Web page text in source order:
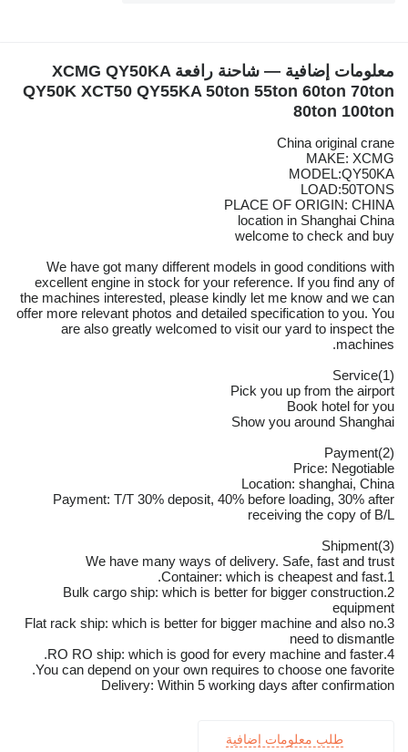
معلومات إضافية — شاحنة رافعة XCMG QY50KA
QY50K XCT50 QY55KA 50ton 55ton 60ton 70ton
80ton 100ton
China original crane
MAKE: XCMG
MODEL:QY50KA
LOAD:50TONS
PLACE OF ORIGIN: CHINA
location in Shanghai China
welcome to check and buy
We have got many different models in good conditions with
excellent engine in stock for your reference. If you find any of
the machines interested, please kindly let me know and we can
offer more relevant photos and detailed specification to you. You
are also greatly welcomed to visit our yard to inspect the
machines.
(1)Service
Pick you up from the airport
Book hotel for you
Show you around Shanghai
(2)Payment
Price: Negotiable
Location: shanghai, China
Payment: T/T 30% deposit, 40% before loading, 30% after
receiving the copy of B/L
(3)Shipment
We have many ways of delivery. Safe, fast and trust
1.Container: which is cheapest and fast.
2.Bulk cargo ship: which is better for bigger construction
equipment
3.Flat rack ship: which is better for bigger machine and also no
need to dismantle
4.RO RO ship: which is good for every machine and faster.
You can depend on your own requires to choose one favorite.
Delivery: Within 5 working days after confirmation
طلب معلومات إضافية